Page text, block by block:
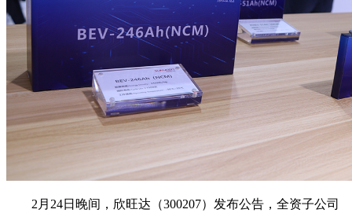
2月24日晚间，欣旺达（300207）发布公告，全资子公司